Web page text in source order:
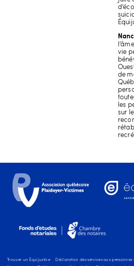
vie
de
les
sur
Trouver un Équijustice Déclaration des services aux personnes